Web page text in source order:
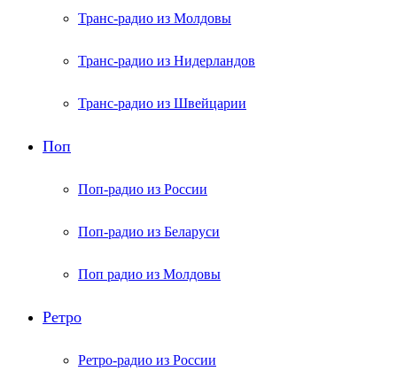
Транс-радио из Молдовы
Транс-радио из Нидерландов
Транс-радио из Швейцарии
Поп
Поп-радио из России
Поп-радио из Беларуси
Поп радио из Молдовы
Ретро
Ретро-радио из России